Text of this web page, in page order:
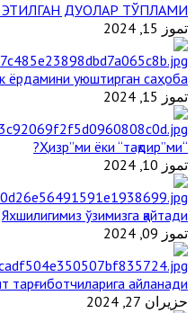
ДУОЛАР ТЎПЛАМИ
تموز 15, 2024
ёрдамини уюштирган саҳоба
تموز 15, 2024
“Ҳизр”ми ёки “тақдир”ми?
تموز 10, 2024
Яхшилигимиз ўзимизга қайтади
تموز 09, 2024
тарғиботчиларига айланади
حزيران 27, 2024